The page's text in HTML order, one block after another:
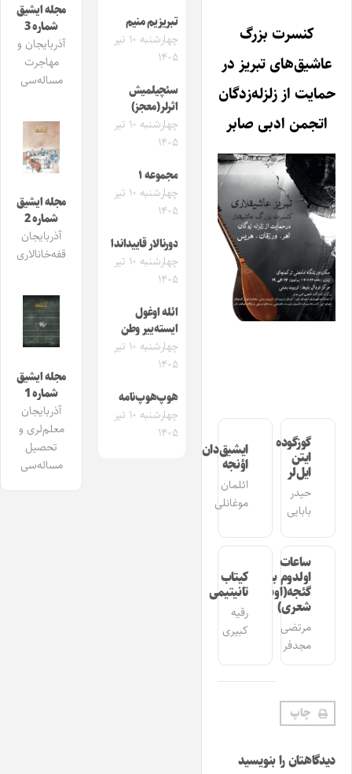
کنسرت بزرگ
عاشیق‌های تبریز در
حمایت از زلزله‌زدگان
اتجمن ادبی صابر
گوزگوده
ایتن
ایل‌لر
حیدر
بابایی
ایشیق‌دان
اؤنجه
ائلمان
موغانلی
ساعات
اولدوم بیر
گئجه(اوشاق
شعری)
مرتضی
مجدفر
کیتاب
تانیتیمی
رقیه
کبیری
چاپ
دیدگاهتان را بنویسید
تبریزیم منیم
چهارشنبه ۱۰ تیر
۱۴۰۵
سئچیلمیش
اثرلر(معجز)
چهارشنبه ۱۰ تیر
۱۴۰۵
مجموعه ۱
چهارشنبه ۱۰ تیر
۱۴۰۵
دورنالار قاییداندا
چهارشنبه ۱۰ تیر
۱۴۰۵
ائله اوغول
ایسته‌ییر وطن
چهارشنبه ۱۰ تیر
۱۴۰۵
هوپ‌هوپ‌نامه
چهارشنبه ۱۰ تیر
۱۴۰۵
مجله ایشیق
شماره 3
آذربایجان و
مهاجرت
مساله‌سی
مجله ایشیق
شماره 2
آذربایجان
قفه‌خانالاری
مجله ایشیق
شماره 1
آذربایجان
معلم‌لری و
تحصیل
مساله‌سی